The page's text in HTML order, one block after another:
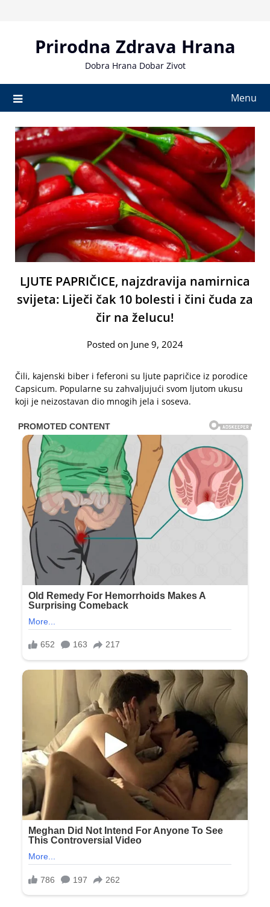
Prirodna Zdrava Hrana
Dobra Hrana Dobar Zivot
Menu
LJUTE PAPRIČICE, najzdravija namirnica
svijeta: Liječi čak 10 bolesti i čini čuda za
čir na želucu!
Posted on June 9, 2024
Čili, kajenski biber i feferoni su ljute papričice iz porodice
Capsicum. Popularne su zahvaljujući svom ljutom ukusu
koji je neizostavan dio mnogih jela i soseva.